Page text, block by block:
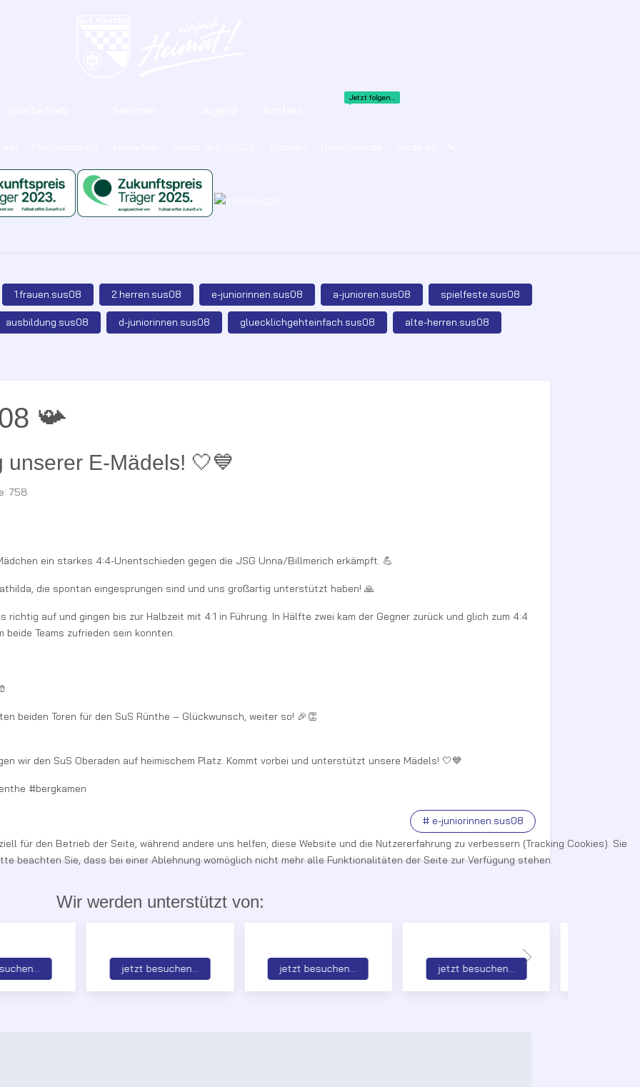
Jetzt folgen...
1.frauen.sus08 2.herren.sus08 e-juniorinnen.sus08 a-junioren.sus08 spielfeste.sus08
ausbildung.sus08 d-juniorinnen.sus08 gluecklichgehteinfach.sus08 alte-herren.sus08
📯
unserer E-Mädels! 🤍💙
758
ein starkes 4:4-Unentschieden gegen die JSG Unna/Billmerich erkämpft. 💪
die spontan eingesprungen sind und uns großartig unterstützt haben! 🙏
auf und gingen bis zur Halbzeit mit 4:1 in Führung. In Hälfte zwei kam der Gegner zurück und glich zum 4:4
beide Teams zufrieden sein konnten.
beiden Toren für den SuS Rünthe – Glückwunsch, weiter so! 🎉👏
wir den SuS Oberaden auf heimischem Platz. Kommt vorbei und unterstützt unsere Mädels! 🤍💙
#bergkamen
# e-juniorinnen.sus08
Wir werden unterstützt von:
jetzt besuchen... jetzt besuchen... jetzt besuchen...
für den Betrieb der Seite, während andere uns helfen, diese Website und die Nutzererfahrung zu verbessern (Tracking Cookies). Sie
beachten Sie, dass bei einer Ablehnung womöglich nicht mehr alle Funktionalitäten der Seite zur Verfügung stehen.